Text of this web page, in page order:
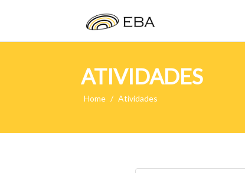
ATIVIDADES
Home Atividades